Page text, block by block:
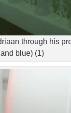
through his
and blue) (1)